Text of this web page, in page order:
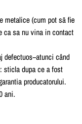
metalice (cum pot safie
ca sa nu vina in contact
defectuos–atunci cand
sticla dupa ce a fost
producatorului.
ani.